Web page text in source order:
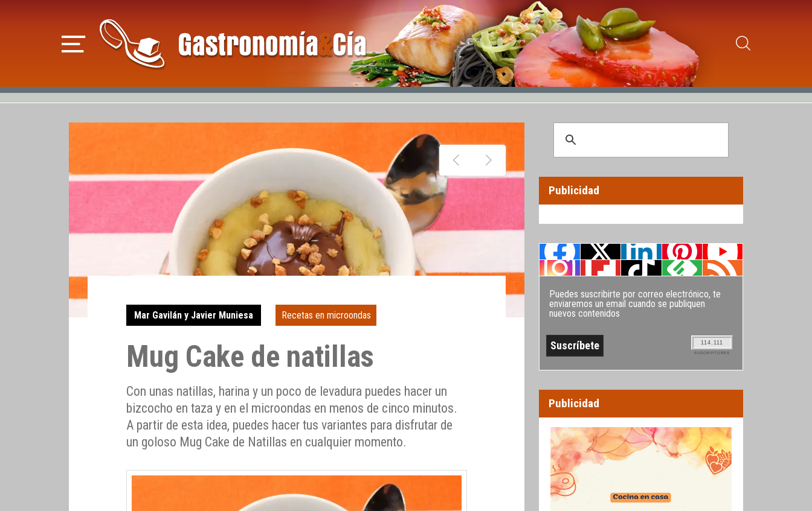
Mar Gavilán y Javier Muniesa Recetas en microondas
Mug Cake de natillas
Con unas natillas, harina y un poco de levadura puedes hacer un
bizcocho en taza y en el microondas en menos de cinco minutos.
A partir de esta idea, puedes hacer tus variantes para disfrutar de
un goloso Mug Cake de Natillas en cualquier momento.
Publicidad
Puedes suscribirte por correo electrónico, te
enviaremos un email cuando se publiquen
nuevos contenidos
114.111
SUSCRIPTORES
Publicidad